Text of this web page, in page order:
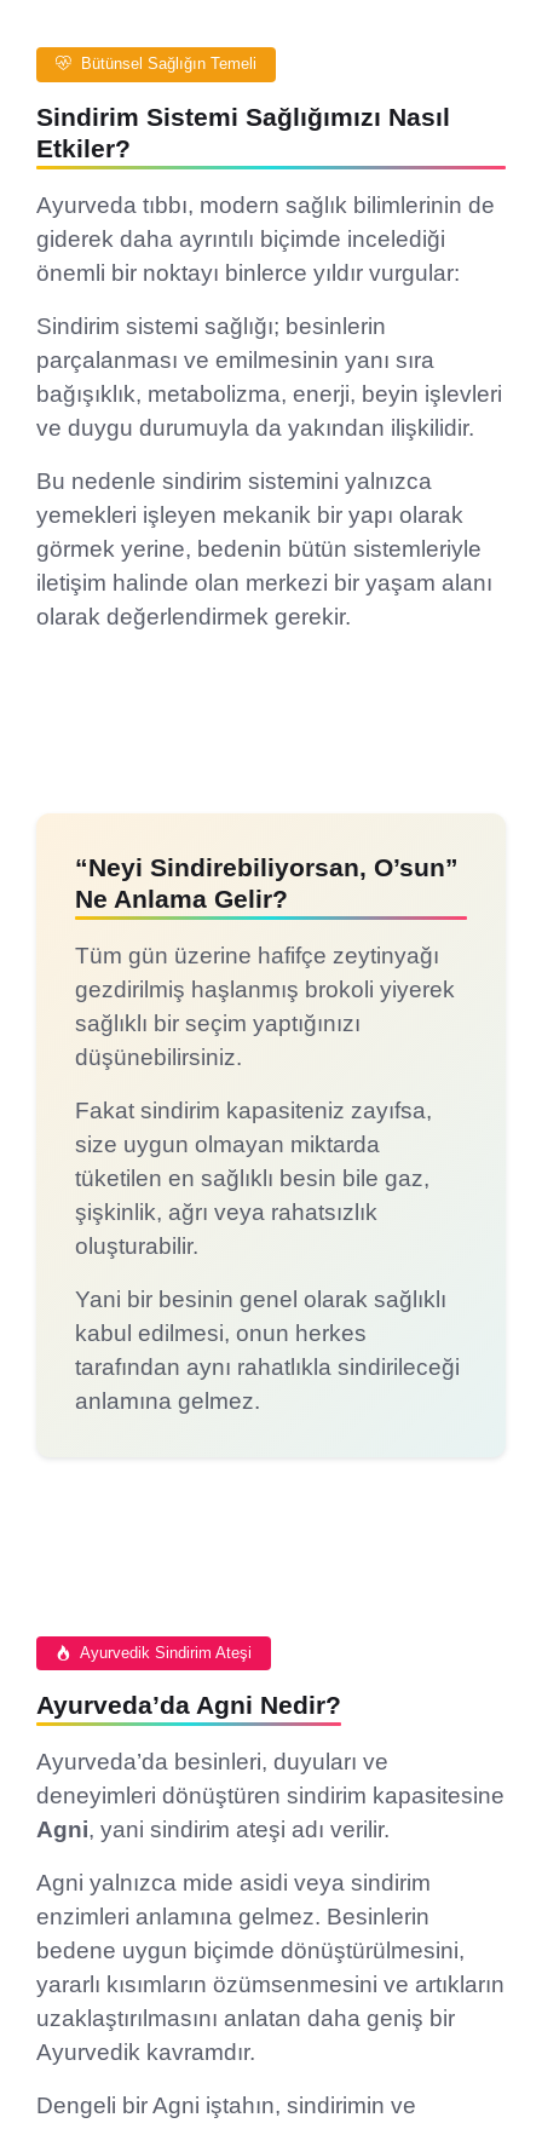
Bütünsel Sağlığın Temeli
Sindirim Sistemi Sağlığımızı Nasıl
Etkiler?
Ayurveda tıbbı, modern sağlık bilimlerinin de
giderek daha ayrıntılı biçimde incelediği
önemli bir noktayı binlerce yıldır vurgular:
Sindirim sistemi sağlığı; besinlerin
parçalanması ve emilmesinin yanı sıra
bağışıklık, metabolizma, enerji, beyin işlevleri
ve duygu durumuyla da yakından ilişkilidir.
Bu nedenle sindirim sistemini yalnızca
yemekleri işleyen mekanik bir yapı olarak
görmek yerine, bedenin bütün sistemleriyle
iletişim halinde olan merkezi bir yaşam alanı
olarak değerlendirmek gerekir.
“Neyi Sindirebiliyorsan, O’sun”
Ne Anlama Gelir?
Tüm gün üzerine hafifçe zeytinyağı
gezdirilmiş haşlanmış brokoli yiyerek
sağlıklı bir seçim yaptığınızı
düşünebilirsiniz.
Fakat sindirim kapasiteniz zayıfsa,
size uygun olmayan miktarda
tüketilen en sağlıklı besin bile gaz,
şişkinlik, ağrı veya rahatsızlık
oluşturabilir.
Yani bir besinin genel olarak sağlıklı
kabul edilmesi, onun herkes
tarafından aynı rahatlıkla sindirileceği
anlamına gelmez.
Ayurvedik Sindirim Ateşi
Ayurveda’da Agni Nedir?
Ayurveda’da besinleri, duyuları ve
deneyimleri dönüştüren sindirim kapasitesine
Agni, yani sindirim ateşi adı verilir.
Agni yalnızca mide asidi veya sindirim
enzimleri anlamına gelmez. Besinlerin
bedene uygun biçimde dönüştürülmesini,
yararlı kısımların özümsenmesini ve artıkların
uzaklaştırılmasını anlatan daha geniş bir
Ayurvedik kavramdır.
Dengeli bir Agni iştahın, sindirimin ve